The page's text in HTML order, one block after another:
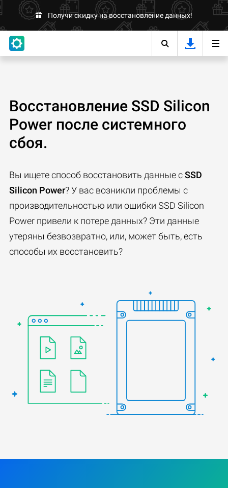
Получи скидку на восстановление данных!
Восстановление SSD Silicon
Power после системного
сбоя.
Вы ищете способ восстановить данные сSSD
Silicon Power? У вас возникли проблемы с
производительностью или ошибки SSD Silicon
Power привели к потере данных? Эти данные
утеряны безвозвратно, или, может быть, есть
способы их восстановить?